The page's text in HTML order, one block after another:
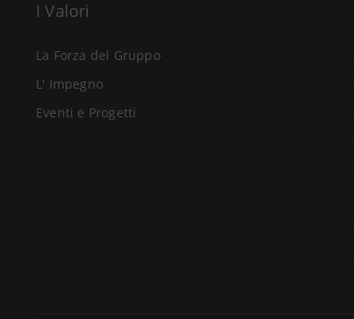
I Valori
La Forza del Gruppo
L' Impegno
Eventi e Progetti